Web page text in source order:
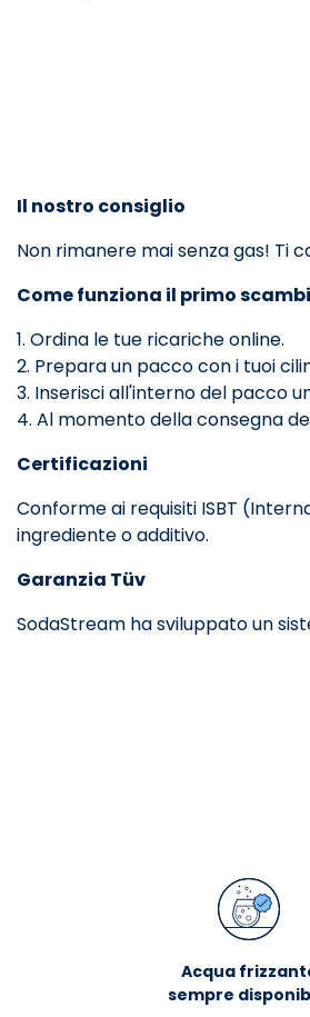
Il nostro consiglio
Non rimanere mai senza gas! Ti
Come funziona il primo
1. Ordina le tue ricariche online.
2. Prepara un pacco con i tuoi
3. Inserisci all'interno del pacco
4. Al momento della consegna
Certificazioni
Conforme ai requisiti ISBT
ingrediente o additivo.
Garanzia Tüv
SodaStream ha sviluppato un
Acqua
sempre